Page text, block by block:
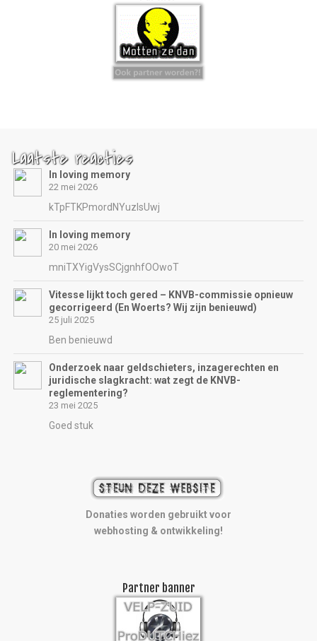
Laatste reacties
In loving memory
22 mei 2026
kTpFTKPmordNYuzIsUwj
In loving memory
20 mei 2026
mniTXYigVysSCjgnhfOOwoT
Vitesse lijkt toch gered – KNVB-commissie opnieuw
gecorrigeerd (En Woerts? Wij zijn benieuwd)
25 juli 2025
Ben benieuwd
Onderzoek naar geldschieters, inzagerechten en
juridische slagkracht: wat zegt de KNVB-
reglementering?
23 mei 2025
Goed stuk
Donaties worden gebruikt voor
webhosting & ontwikkeling!
Partner banner